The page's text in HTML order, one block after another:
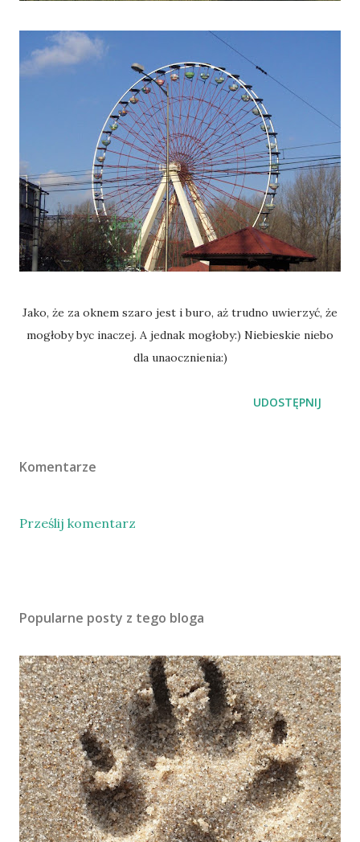
Jako, że za oknem szaro jest i buro, aż trudno uwierzyć, że
mogłoby byc inaczej. A jednak mogłoby:) Niebieskie niebo
dla unaocznienia:)
UDOSTĘPNIJ
Komentarze
Prześlij komentarz
Popularne posty z tego bloga